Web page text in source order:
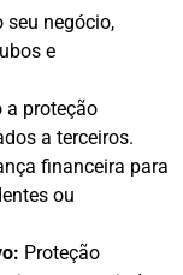
seu negócio,
e
a proteção
a terceiros.
financeira para
ou
Proteção